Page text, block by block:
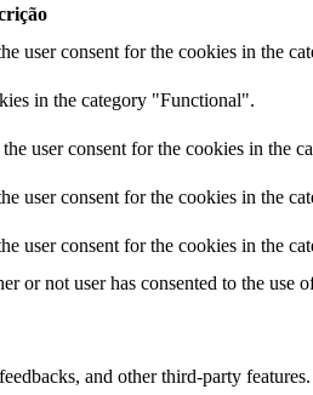
user consent for the cookies in the
in the category "Functional".
user consent for the cookies in the
user consent for the cookies in the
user consent for the cookies in the
not user has consented to the use
and other third-party features.